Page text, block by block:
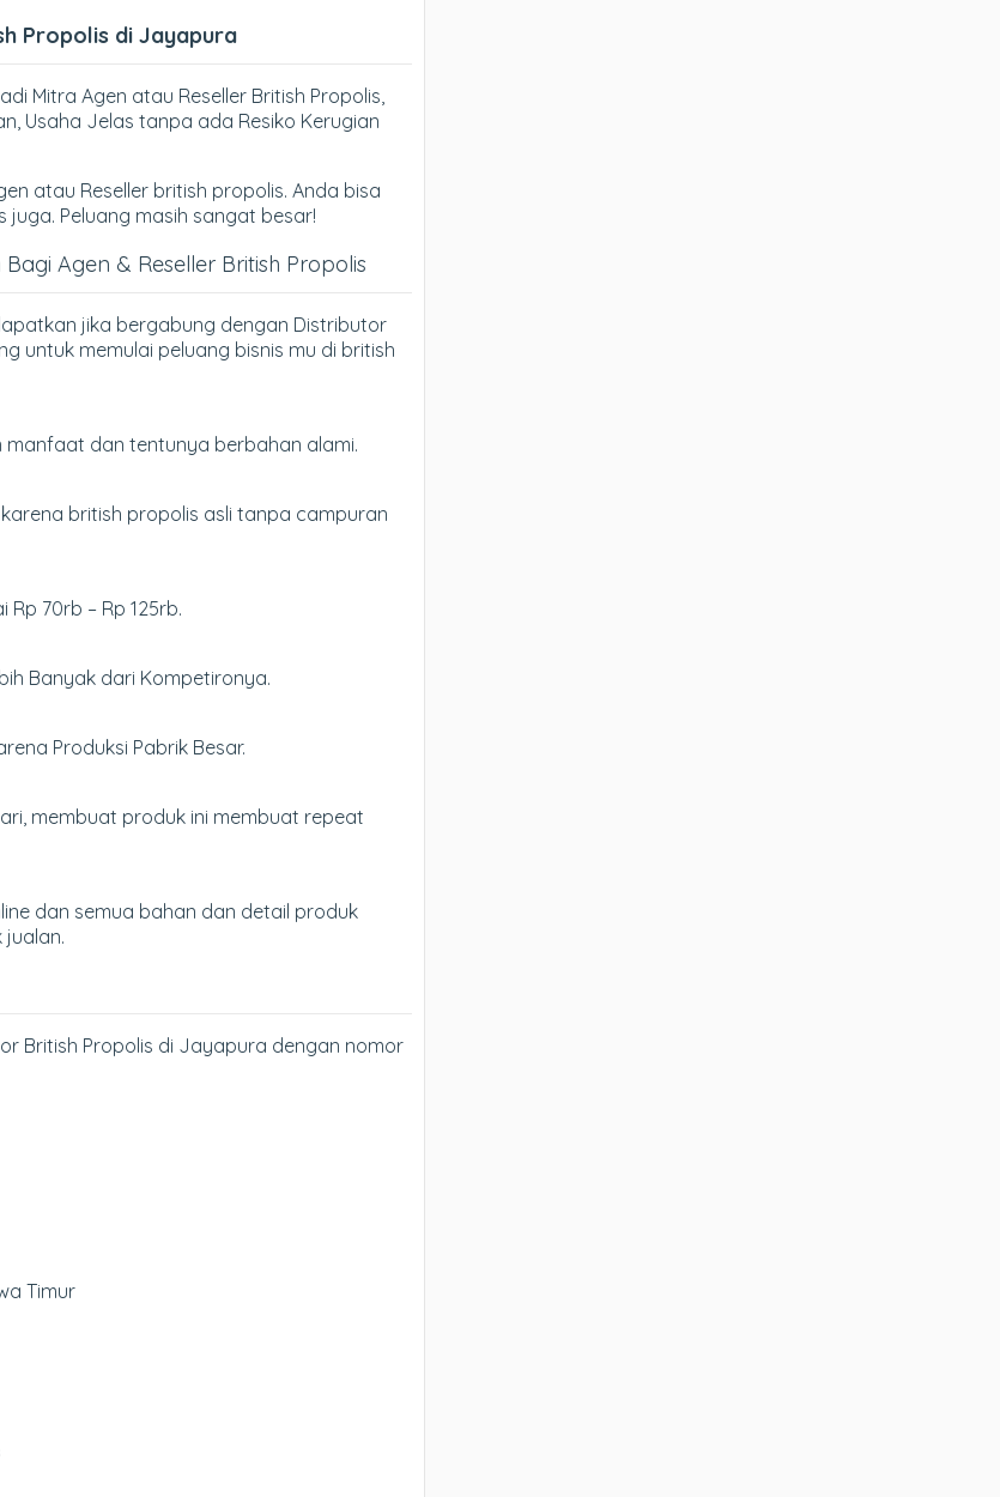
Propolis di Jayapura
Mitra Agen atau Reseller British Propolis,
Usaha Jelas tanpa ada Resiko Kerugian
atau Reseller british propolis. Anda bisa
Peluang masih sangat besar!
Agen & Reseller British Propolis
jika bergabung dengan Distributor
untuk memulai peluang bisnis mu di british
dan tentunya berbahan alami.
british propolis asli tanpa campuran
70rb – Rp 125rb.
Banyak dari Kompetironya.
Produksi Pabrik Besar.
membuat produk ini membuat repeat
dan semua bahan dan detail produk
British Propolis di Jayapura dengan nomor
Timur